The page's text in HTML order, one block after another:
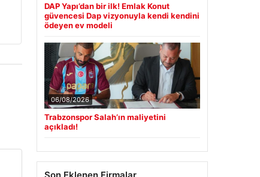
DAP Yapı’dan bir ilk! Emlak Konut
güvencesi Dap vizyonuyla kendi kendini
ödeyen ev modeli
06/08/2026
Trabzonspor Salah’ın maliyetini
açıkladı!